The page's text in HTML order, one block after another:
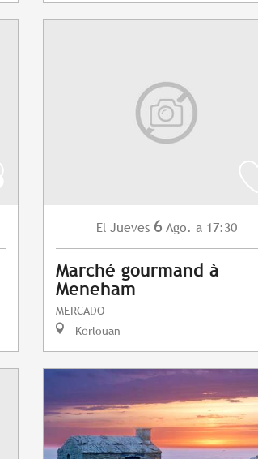
El Jueves 6 Ago. a 17:30
Marché gourmand à
Meneham
MERCADO
Kerlouan